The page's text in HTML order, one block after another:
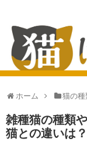
ホーム 猫の種
雑種猫の種類
猫との違いは？